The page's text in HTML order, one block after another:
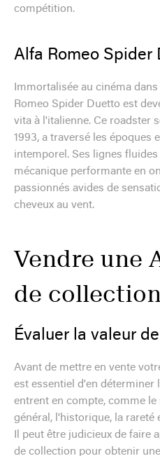
compétition.
Alfa Romeo Spider
Immortalisée au cinéma
Romeo Spider Duetto est
vita à l'italienne. Ce roadster
1993, a traversé les époques
intemporel. Ses lignes
mécanique performante en
passionnés avides de
cheveux au vent.
Vendre une
de
Évaluer la valeur
Avant de mettre en vente
est essentiel d'en déterminer
entrent en compte, comme le
général, l'historique, la rareté
Il peut être judicieux de faire
de collection pour obtenir